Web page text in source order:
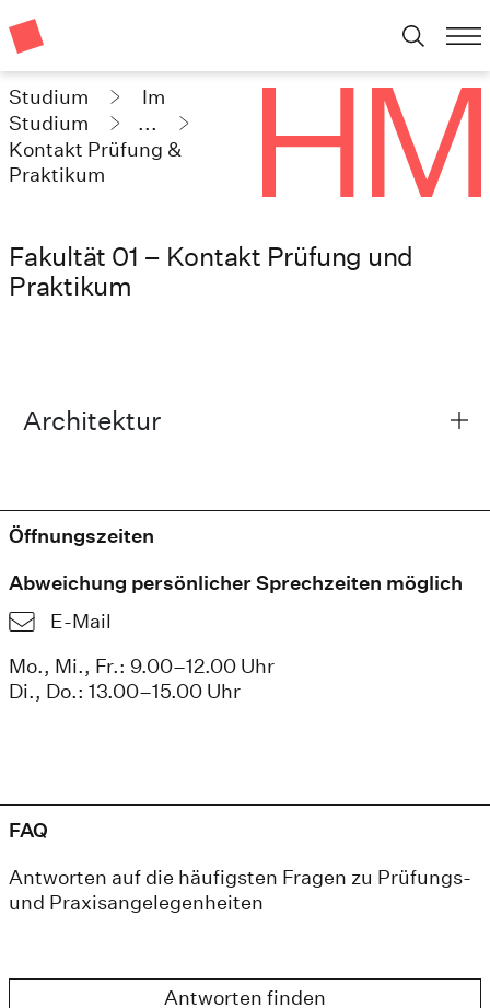
Studium
Im
Studium
...
Kontakt Prüfung &
Praktikum
Fakultät 01 – Kontakt Prüfung und
Praktikum
Architektur
Öffnungszeiten
Abweichung persönlicher Sprechzeiten möglich
E-Mail
Mo., Mi., Fr.: 9.00–12.00 Uhr
Di., Do.: 13.00–15.00 Uhr
FAQ
Antworten auf die häufigsten Fragen zu Prüfungs-
und Praxisangelegenheiten
Antworten finden